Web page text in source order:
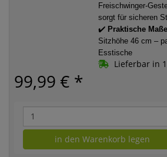
Freischwinger-
sorgt für sicheren
✔️ Praktische Maße
Sitzhöhe 46 cm –
Esstische
Lieferbar in
99,99 € *
in den Warenkorb legen